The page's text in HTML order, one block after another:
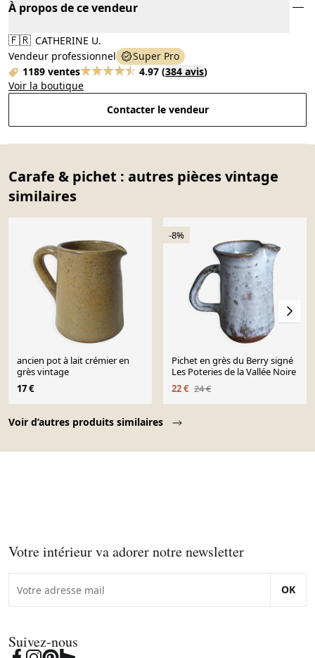
À propos de ce vendeur
🇫🇷 CATHERINE U.
Vendeur professionnel
Super Pro
1189 ventes
4.97 (384 avis)
Voir la boutique
Contacter le vendeur
Carafe & pichet : autres pièces vintage
similaires
Voir d’autres produits similaires
ancien pot à lait crémier en
grès vintage
17 €
-8%
Pichet en grès du Berry signé
Les Poteries de la Vallée Noire
22 € 24 €
Votre intérieur va adorer notre newsletter
OK
Suivez-nous